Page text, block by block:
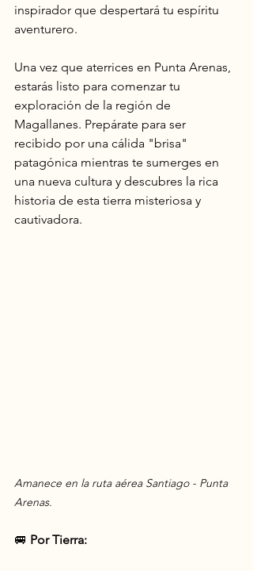
inspirador que despertará tu espíritu
aventurero.
Una vez que aterrices en Punta Arenas,
estarás listo para comenzar tu
exploración de la región de
Magallanes. Prepárate para ser
recibido por una cálida "brisa"
patagónica mientras te sumerges en
una nueva cultura y descubres la rica
historia de esta tierra misteriosa y
cautivadora.
Amanece en la ruta aérea Santiago - Punta
Arenas.
🚐 Por Tierra: